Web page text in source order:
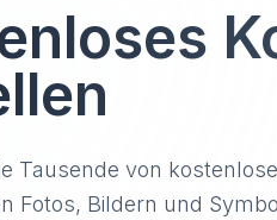
Tausende von
Fotos, Bildern und